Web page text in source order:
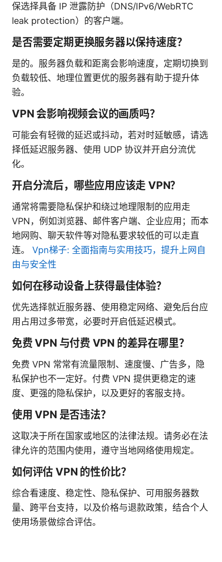
保选择具备 IP 泄露防护（DNS/IPv6/WebRTC
leak protection）的客户端。
是否需要定期更换服务器以保持速度？
是的。服务器负载和距离会影响速度，定期切换到
负载较低、地理位置更优的服务器有助于提升体
验。
VPN 会影响视频会议的画质吗？
可能会有轻微的延迟或抖动，若对时延敏感，请选
择低延迟服务器、使用 UDP 协议并开启分流优
化。
开启分流后，哪些应用应该走 VPN？
通常将需要隐私保护和绕过地理限制的应用走
VPN，例如浏览器、邮件客户端、企业应用；而本
地网购、聊天软件等对隐私要求较低的可以走直
连。 Vpn梯子: 全面指南与实用技巧，提升上网自
由与安全性
如何在移动设备上获得最佳体验？
优先选择就近服务器、使用稳定网络、避免后台应
用占用过多带宽，必要时开启低延迟模式。
免费 VPN 与付费 VPN 的差异在哪里？
免费 VPN 常常有流量限制、速度慢、广告多，隐
私保护也不一定好。付费 VPN 提供更稳定的速
度、更强的隐私保护，以及更好的客服支持。
使用 VPN 是否违法？
这取决于所在国家或地区的法律法规。请务必在法
律允许的范围内使用，遵守当地网络使用规定。
如何评估 VPN 的性价比？
综合看速度、稳定性、隐私保护、可用服务器数
量、跨平台支持，以及价格与退款政策，结合个人
使用场景做综合评估。